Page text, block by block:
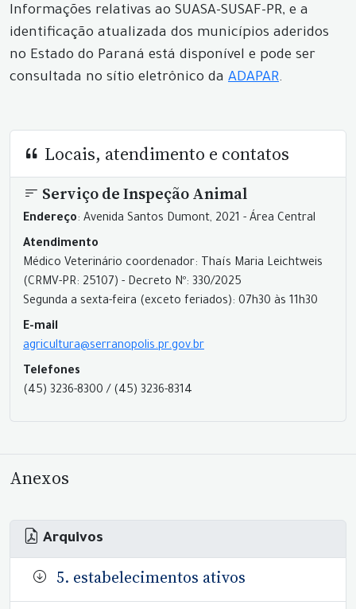
Informações relativas ao SUASA-SUSAF-PR, e a
identificação atualizada dos municípios aderidos
no Estado do Paraná está disponível e pode ser
consultada no sítio eletrônico da ADAPAR.
Locais, atendimento e contatos
Serviço de Inspeção Animal
Endereço: Avenida Santos Dumont, 2021 - Área Central
Atendimento
Médico Veterinário coordenador: Thaís Maria Leichtweis
(CRMV-PR: 25107) - Decreto Nº: 330/2025
Segunda a sexta-feira (exceto feriados): 07h30 às 11h30
E-mail
agricultura@serranopolis.pr.gov.br
Telefones
(45) 3236-8300 / (45) 3236-8314
Anexos
Arquivos
5. estabelecimentos ativos